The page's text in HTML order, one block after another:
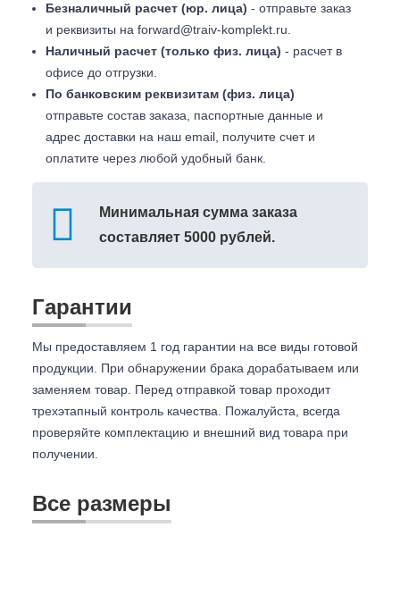
Безналичный расчет (юр. лица) - отправьте заказ
и реквизиты на forward@traiv-komplekt.ru
Наличный расчет (только физ. лица) - расчет в
офисе до отгрузки.
По банковским реквизитам (физ. лица)
отправьте состав заказа, паспортные данные и
адрес доставки на наш email, получите счет и
оплатите через любой удобный банк.
Минимальная сумма заказа
составляет 5000 рублей.
Гарантии
Мы предоставляем 1 год гарантии на все виды готовой
продукции. При обнаружении брака дорабатываем или
заменяем товар. Перед отправкой товар проходит
трехэтапный контроль качества. Пожалуйста, всегда
проверяйте комплектацию и внешний вид товара при
получении.
Все размеры